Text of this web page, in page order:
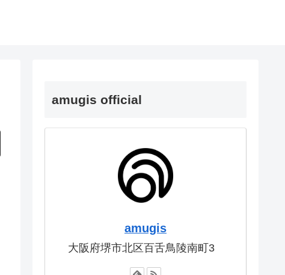
amugis official
amugis
大阪府堺市北区百舌鳥陵南町3